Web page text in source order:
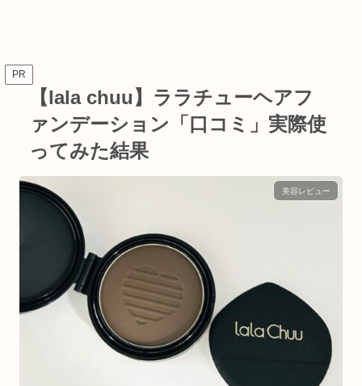
PR
【lala chuu】ララチューヘアフ
ァンデーション「口コミ」実際使
ってみた結果
美容レビュー